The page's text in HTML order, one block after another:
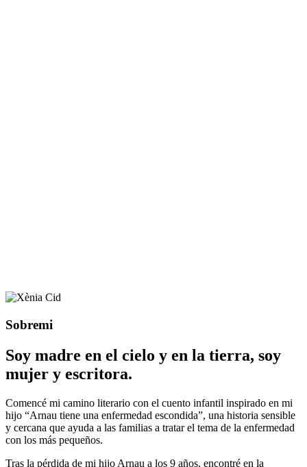
Sobremi
Soy madre en el cielo y en la tierra, soy
mujer y escritora.
Comencé mi camino literario con el cuento infantil inspirado en mi
hijo “Arnau tiene una enfermedad escondida”, una historia sensible
y cercana que ayuda a las familias a tratar el tema de la enfermedad
con los más pequeños.
Tras la pérdida de mi hijo Arnau a los 9 años, encontré en la